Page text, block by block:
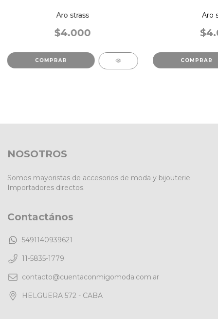
Aro strass
$4.000
Aro
NOSOTROS
Somos mayoristas de accesorios de moda y bijouterie.
Importadores directos.
Contactános
5491140939621
11-5835-1779
contacto@cuentaconmigomoda.com.ar
HELGUERA 572 - CABA